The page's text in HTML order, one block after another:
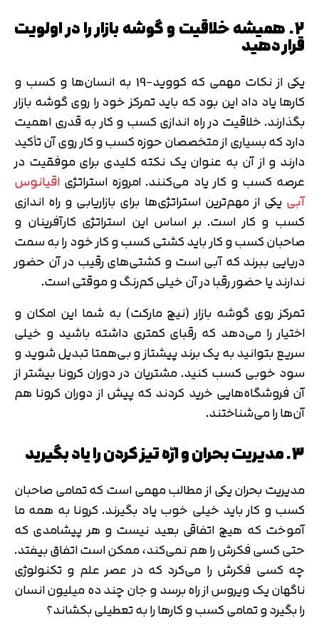
2. همیشه خلاقیت و گوشه بازار را در اولویت
قرار دهید
یکی از نکات مهمی که کووید-19 به انسان‌ها و کسب و
کارها یاد داد این بود که باید تمرکز خود را روی گوشه بازار
بگذارند. خلاقیت در راه اندازی کسب و کار به قدری اهمیت
دارد که بسیاری از متخصصان حوزه کسب و کار روی آن تأکید
دارند و از آن به عنوان یک نکته کلیدی برای موفقیت در
عرصه کسب و کار یاد می‌کنند. امروزه استراتژی اقیانوس
آبی یکی از مهم‌ترین استراتژی‌ها برای بازاریابی و راه اندازی
کسب و کار است. بر اساس این استراتژی کارآفرینان و
صاحبان کسب و کار باید کشتی کسب و کار خود را به سمت
دریایی ببرند که آبی است و کشتی‌های رقیب در آن حضور
ندارند یا حضور رقبا در آن خیلی کم‌رنگ و موقتی است.
تمرکز روی گوشه بازار (نیچ مارکت) به شما این امکان و
اختیار را می‌دهد که رقبای کمتری داشته باشید و خیلی
سریع بتوانید به یک برند پیشتاز و بی‌همتا تبدیل شوید و
سود خوبی کسب کنید. مشتریان در دوران کرونا بیشتر از
آن فروشگاه‌هایی خرید کردند که پیش از دوران کرونا هم
آن‌ها را می‌شناختند.
3. مدیریت بحران و ارّه تیز کردن را یاد بگیرید
مدیریت بحران یکی از مطالب مهمی است که تمامی صاحبان
کسب و کار باید خیلی خوب یاد بگیرند. کرونا به همه ما
آموخت که هیچ اتفاقی بعید نیست و هر پیشامدی که
حتی کسی فکرش را هم نمی‌کند، ممکن است اتفاق بیفتد.
چه کسی فکرش را می‌کرد که در عصر علم و تکنولوژی
ناگهان یک ویروس از راه برسد و جان چند ده میلیون انسان
را بگیرد و تمامی کسب و کارها را به تعطیلی بکشاند؟